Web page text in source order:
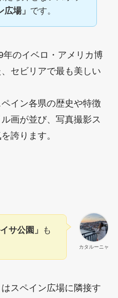
広場」 です。
年のイベロ・アメリカ博
セビリアで最も美しい
イン各県の歴史や特徴
画が並び、写真撮影ス
誇ります。
カタルーニャ
サ公園」
も
はスペイン広場に隣接す